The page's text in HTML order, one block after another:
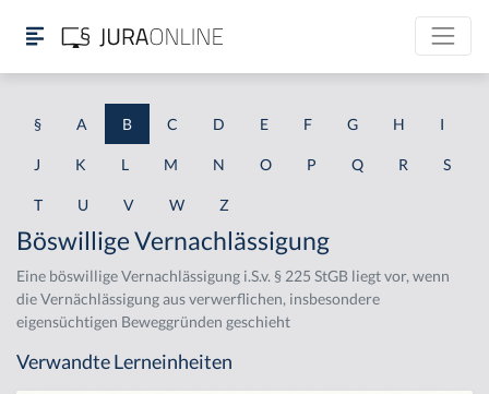
§ A B C D E F G H I
J K L M N O P Q R S
T U V W Z
Böswillige Vernachlässigung
Eine böswillige Vernachlässigung i.S.v. § 225 StGB liegt vor, wenn
die Vernächlässigung aus verwerflichen, insbesondere
eigensüchtigen Beweggründen geschieht
Verwandte Lerneinheiten